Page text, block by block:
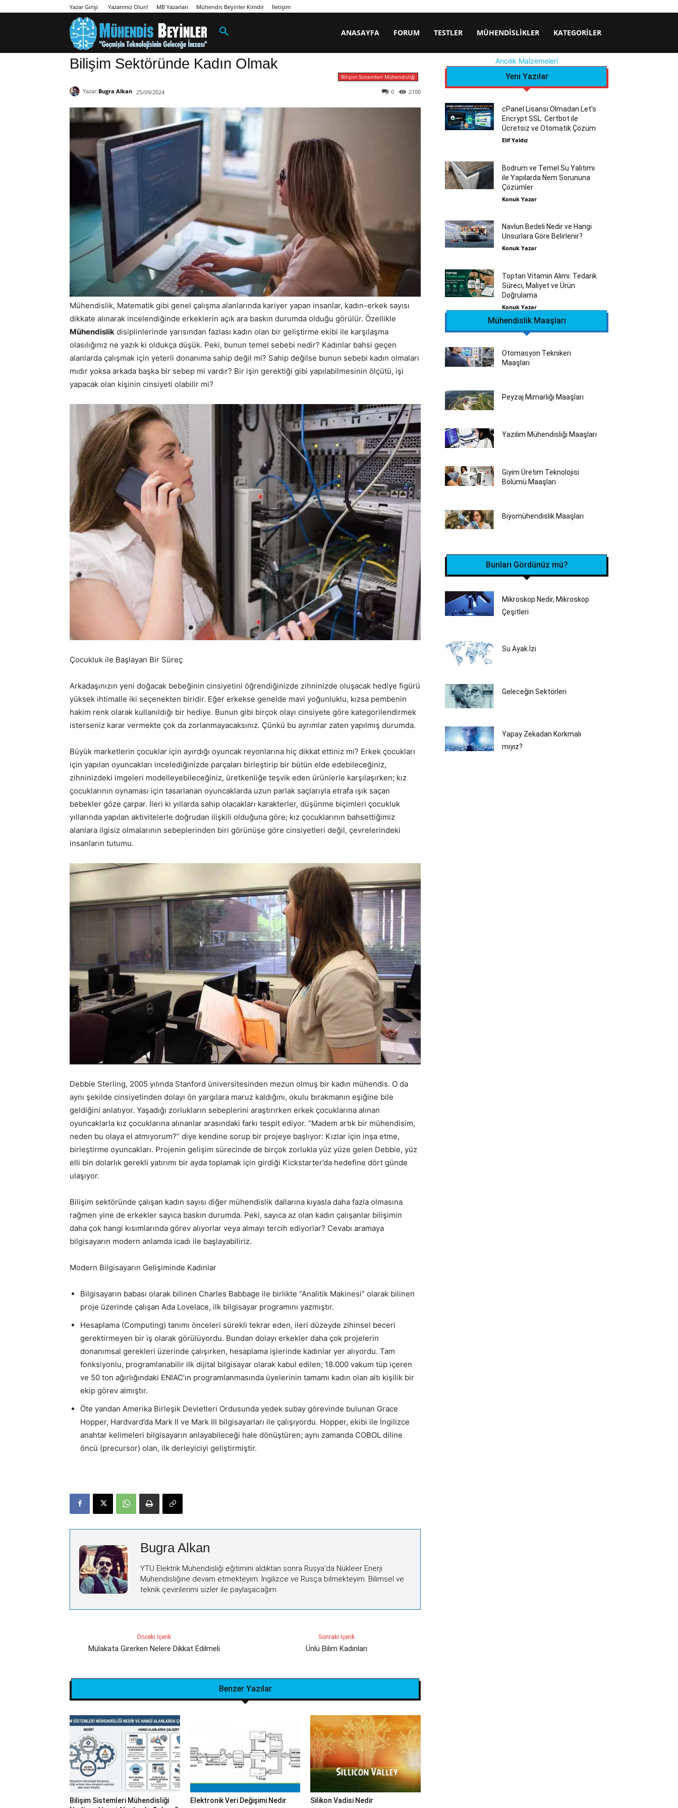
Yazar Girişi Yazarımız Olun! MB Yazarları Mühendis Beyinler Kimdir İletişim
ANASAYFA FORUM TESTLER MÜHENDISLIKLER KATEGORILER
Bilişim Sektöründe Kadın Olmak
Bilişim Sistemleri Mühendisliği
Yazar: Bugra Alkan 25/09/2024 2100
0
Mühendislik, Matematik gibi genel çalışma alanlarında kariyer yapan insanlar, kadın-erkek sayısı
dikkate alınarak incelendiğinde erkeklerin açık ara baskın durumda olduğu görülür. Özellikle
Mühendislik disiplinlerinde yarısından fazlası kadın olan bir geliştirme ekibi ile karşılaşma
olasılığınız ne yazık ki oldukça düşük. Peki, bunun temel sebebi nedir? Kadınlar bahsi geçen
alanlarda çalışmak için yeterli donanıma sahip değil mi? Sahip değilse bunun sebebi kadın olmaları
mıdır yoksa arkada başka bir sebep mi vardır? Bir işin gerektiği gibi yapılabilmesinin ölçütü, işi
yapacak olan kişinin cinsiyeti olabilir mi?
Çocukluk ile Başlayan Bir Süreç
Arkadaşınızın yeni doğacak bebeğinin cinsiyetini öğrendiğinizde zihninizde oluşacak hediye figürü
yüksek ihtimalle iki seçenekten biridir. Eğer erkekse genelde mavi yoğunluklu, kızsa pembenin
hakim renk olarak kullanıldığı bir hediye. Bunun gibi birçok olayı cinsiyete göre kategorilendirmek
isterseniz karar vermekte çok da zorlanmayacaksınız. Çünkü bu ayrımlar zaten yapılmış durumda.
Büyük marketlerin çocuklar için ayırdığı oyuncak reyonlarına hiç dikkat ettiniz mi? Erkek çocukları
için yapılan oyuncakları incelediğinizde parçaları birleştirip bir bütün elde edebileceğiniz,
zihninizdeki imgeleri modelleyebileceğiniz, üretkenliğe teşvik eden ürünlerle karşılaşırken; kız
çocuklarının oynaması için tasarlanan oyuncaklarda uzun parlak saçlarıyla etrafa ışık saçan
bebekler göze çarpar. İleri ki yıllarda sahip olacakları karakterler, düşünme biçimleri çocukluk
yıllarında yapılan aktivitelerle doğrudan ilişkili olduğuna göre; kız çocuklarının bahsettiğimiz
alanlara ilgisiz olmalarının sebeplerinden biri görünüşe göre cinsiyetleri değil, çevrelerindeki
insanların tutumu.
Debbie Sterling, 2005 yılında Stanford üniversitesinden mezun olmuş bir kadın mühendis. O da
aynı şekilde cinsiyetinden dolayı ön yargılara maruz kaldığını, okulu bırakmanın eşiğine bile
geldiğini anlatıyor. Yaşadığı zorlukların sebeplerini araştırırken erkek çocuklarına alınan
oyuncaklarla kız çocuklarına alınanlar arasındaki farkı tespit ediyor. “Madem artık bir mühendisim,
neden bu olaya el atmıyorum?” diye kendine sorup bir projeye başlıyor: Kızlar için inşa etme,
birleştirme oyuncakları. Projenin gelişim sürecinde de birçok zorlukla yüz yüze gelen Debbie, yüz
elli bin dolarlık gerekli yatırımı bir ayda toplamak için girdiği Kickstarter’da hedefine dört günde
ulaşıyor.
Bilişim sektöründe çalışan kadın sayısı diğer mühendislik dallarına kıyasla daha fazla olmasına
rağmen yine de erkekler sayıca baskın durumda. Peki, sayıca az olan kadın çalışanlar bilişimin
daha çok hangi kısımlarında görev alıyorlar veya almayı tercih ediyorlar? Cevabı aramaya
bilgisayarın modern anlamda icadı ile başlayabiliriz.
Modern Bilgisayarın Gelişiminde Kadınlar
Bilgisayarın babası olarak bilinen Charles Babbage ile birlikte “Analitik Makinesi” olarak bilinen
proje üzerinde çalışan Ada Lovelace, ilk bilgisayar programını yazmıştır.
Hesaplama (Computing) tanımı önceleri sürekli tekrar eden, ileri düzeyde zihinsel beceri
gerektirmeyen bir iş olarak görülüyordu. Bundan dolayı erkekler daha çok projelerin
donanımsal gerekleri üzerinde çalışırken, hesaplama işlerinde kadınlar yer alıyordu. Tam
fonksiyonlu, programlanabilir ilk dijital bilgisayar olarak kabul edilen; 18.000 vakum tüp içeren
ve 50 ton ağırlığındaki ENIAC’ın programlanmasında üyelerinin tamamı kadın olan altı kişilik bir
ekip görev almıştır.
Öte yandan Amerika Birleşik Devletleri Ordusunda yedek subay görevinde bulunan Grace
Hopper, Hardvard’da Mark II ve Mark III bilgisayarları ile çalışıyordu. Hopper, ekibi ile İngilizce
anahtar kelimeleri bilgisayarın anlayabileceği hale dönüştüren; aynı zamanda COBOL diline
öncü (precursor) olan, ilk derleyiciyi geliştirmiştir.
Bugra Alkan
YTU Elektrik Mühendisliği eğitimini aldıktan sonra Rusya'da Nükleer Enerji
Mühendisliğine devam etmekteyim. İngilizce ve Rusça bilmekteyim. Bilimsel ve
teknik çevirilerimi sizler ile paylaşacağım.
Önceki İçerik
Mülakata Girerken Nelere Dikkat Edilmeli
Sonraki İçerik
Ünlü Bilim Kadınları
Benzer Yazılar
Bilişim Sistemleri Mühendisliği
Elektronik Veri Değişimi Nedir Silikon Vadisi Nedir
Arıcılık Malzemeleri
Yeni Yazılar
cPanel Lisansı Olmadan Let’s
Encrypt SSL: Certbot ile
Ücretsiz ve Otomatik Çözüm
Elif Yaldız
Bodrum ve Temel Su Yalıtımı
ile Yapılarda Nem Sorununa
Çözümler
Konuk Yazar
Navlun Bedeli Nedir ve Hangi
Unsurlara Göre Belirlenir?
Konuk Yazar
Toptan Vitamin Alımı: Tedarik
Süreci, Maliyet ve Ürün
Doğrulama
Konuk Yazar
Mühendislik Maaşları
Otomasyon Teknikeri
Maaşları
Peyzaj Mimarlığı Maaşları
Yazılım Mühendisliği Maaşları
Giyim Üretim Teknolojisi
Bölümü Maaşları
Biyomühendislik Maaşları
Bunları Gördünüz mü?
Mikroskop Nedir, Mikroskop
Çeşitleri
Su Ayak İzi
Geleceğin Sektörleri
Yapay Zekadan Korkmalı
mıyız?